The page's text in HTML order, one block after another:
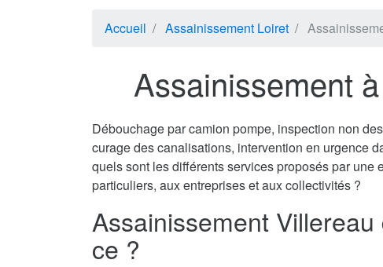
Accueil Assainissement Loiret
Assainissement
Débouchage par camion pompe, inspection non
curage des canalisations, intervention en urgence
quels sont les différents services proposés par
particuliers, aux entreprises et aux collectivités ?
Assainissement
ce ?